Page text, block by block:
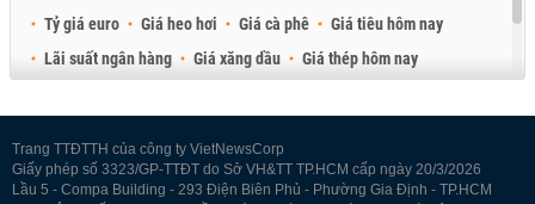
Tỷ giá euro
Giá heo hơi Giá cà phê
Giá tiêu hôm nay
Lãi suất ngân hàng
Giá xăng dầu
Giá thép hôm nay
Trang TTĐTTH của công ty VietNewsCorp
Giấy phép số 3323/GP-TTĐT do Sở VH&TT TP.HCM cấp ngày 20/3/2026
Lầu 5 - Compa Building - 293 Điện Biên Phủ - Phường Gia Định - TP.HCM